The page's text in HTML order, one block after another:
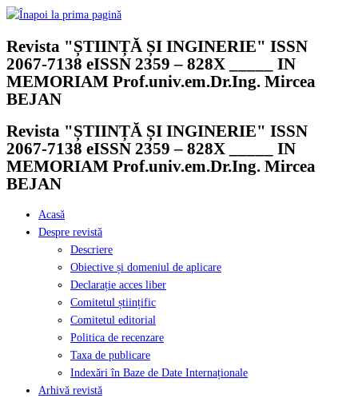
Skip
content
Revista "ȘTIINȚĂ ȘI INGINERIE" ISSN
2067-7138 eISSN 2359 – 828X _____ IN
MEMORIAM Prof.univ.em.Dr.Ing. Mircea
BEJAN
Revista "ȘTIINȚĂ ȘI INGINERIE" ISSN
2067-7138 eISSN 2359 – 828X _____ IN
MEMORIAM Prof.univ.em.Dr.Ing. Mircea
BEJAN
Acasă
Despre revistă
Descriere
Obiective și domeniul de aplicare
Declarație acces liber
Comitetul științific
Comitetul editorial
Politica de recenzare
Taxa de publicare
Indexări în Baze de Date Internaționale
Arhivă revistă